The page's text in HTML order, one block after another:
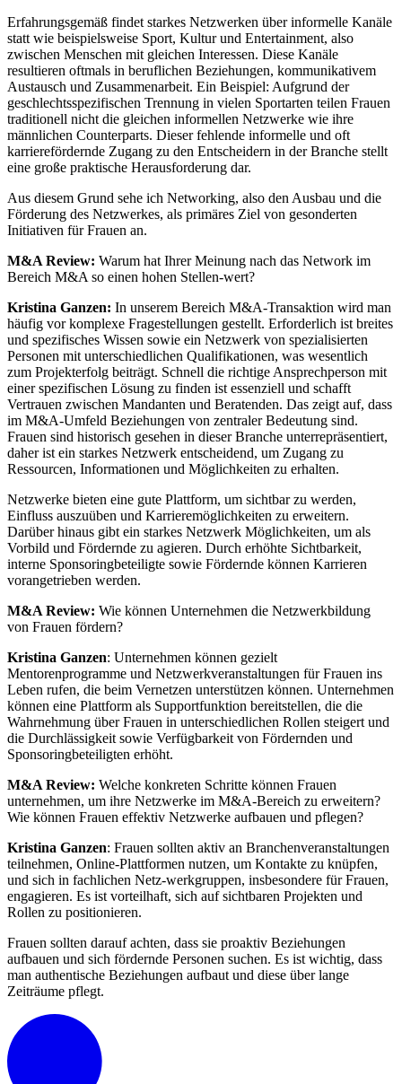
Erfahrungsgemäß findet starkes Netzwerken über informelle Kanäle
statt wie beispielsweise Sport, Kultur und Entertainment, also
zwischen Menschen mit gleichen Interessen. Diese Kanäle
resultieren oftmals in beruflichen Beziehungen, kommunikativem
Austausch und Zusammenarbeit. Ein Beispiel: Aufgrund der
geschlechtsspezifischen Trennung in vielen Sportarten teilen Frauen
traditionell nicht die gleichen informellen Netzwerke wie ihre
männlichen Counterparts. Dieser fehlende informelle und oft
karrierefördernde Zugang zu den Entscheidern in der Branche stellt
eine große praktische Herausforderung dar.
Aus diesem Grund sehe ich Networking, also den Ausbau und die
Förderung des Netzwerkes, als primäres Ziel von gesonderten
Initiativen für Frauen an.
M&A Review: Warum hat Ihrer Meinung nach das Network im
Bereich M&A so einen hohen Stellen-wert?
Kristina Ganzen: In unserem Bereich M&A-Transaktion wird man
häufig vor komplexe Fragestellungen gestellt. Erforderlich ist breites
und spezifisches Wissen sowie ein Netzwerk von spezialisierten
Personen mit unterschiedlichen Qualifikationen, was wesentlich
zum Projekterfolg beiträgt. Schnell die richtige Ansprechperson mit
einer spezifischen Lösung zu finden ist essenziell und schafft
Vertrauen zwischen Mandanten und Beratenden. Das zeigt auf, dass
im M&A-Umfeld Beziehungen von zentraler Bedeutung sind.
Frauen sind historisch gesehen in dieser Branche unterrepräsentiert,
daher ist ein starkes Netzwerk entscheidend, um Zugang zu
Ressourcen, Informationen und Möglichkeiten zu erhalten.
Netzwerke bieten eine gute Plattform, um sichtbar zu werden,
Einfluss auszuüben und Karrieremöglichkeiten zu erweitern.
Darüber hinaus gibt ein starkes Netzwerk Möglichkeiten, um als
Vorbild und Fördernde zu agieren. Durch erhöhte Sichtbarkeit,
interne Sponsoringbeteiligte sowie Fördernde können Karrieren
vorangetrieben werden.
M&A Review: Wie können Unternehmen die Netzwerkbildung
von Frauen fördern?
Kristina Ganzen: Unternehmen können gezielt
Mentorenprogramme und Netzwerkveranstaltungen für Frauen ins
Leben rufen, die beim Vernetzen unterstützen können. Unternehmen
können eine Plattform als Supportfunktion bereitstellen, die die
Wahrnehmung über Frauen in unterschiedlichen Rollen steigert und
die Durchlässigkeit sowie Verfügbarkeit von Fördernden und
Sponsoringbeteiligten erhöht.
M&A Review: Welche konkreten Schritte können Frauen
unternehmen, um ihre Netzwerke im M&A-Bereich zu erweitern?
Wie können Frauen effektiv Netzwerke aufbauen und pflegen?
Kristina Ganzen: Frauen sollten aktiv an Branchenveranstaltungen
teilnehmen, Online-Plattformen nutzen, um Kontakte zu knüpfen,
und sich in fachlichen Netz-werkgruppen, insbesondere für Frauen,
engagieren. Es ist vorteilhaft, sich auf sichtbaren Projekten und
Rollen zu positionieren.
Frauen sollten darauf achten, dass sie proaktiv Beziehungen
aufbauen und sich fördernde Personen suchen. Es ist wichtig, dass
man authentische Beziehungen aufbaut und diese über lange
Zeiträume pflegt.